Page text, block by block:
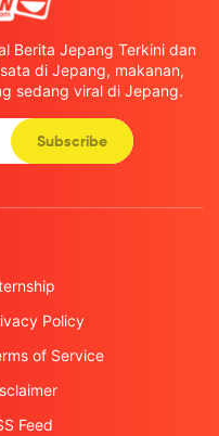
Berita Jepang Terkini dan
di Jepang, makanan,
sedang viral di Jepang.
Subscribe
Policy
of Service
Feed